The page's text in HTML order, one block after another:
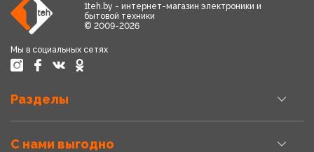
1teh.by - интернет-магазин электроники и
бытовой техники
© 2009-2026
Мы в социальных сетях
Разделы
С нами выгодно